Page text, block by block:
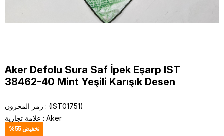
Aker Defolu Sura Saf İpek Eşarp IST
38462-40 Mint Yeşili Karışık Desen
رمز المخزون
(IST01751)
علامة تجارية : Aker
%55تخفيض